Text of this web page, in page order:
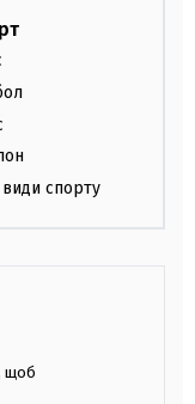
види спорту
щоб